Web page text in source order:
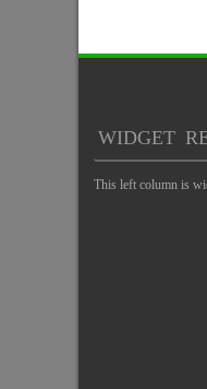
WIDGET
This left column is